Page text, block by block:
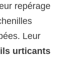
repérage
Leur
urticants